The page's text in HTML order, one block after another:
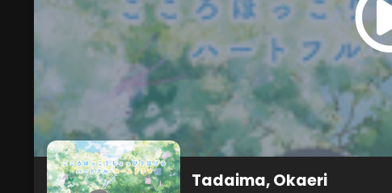
Tadaima, Okaeri